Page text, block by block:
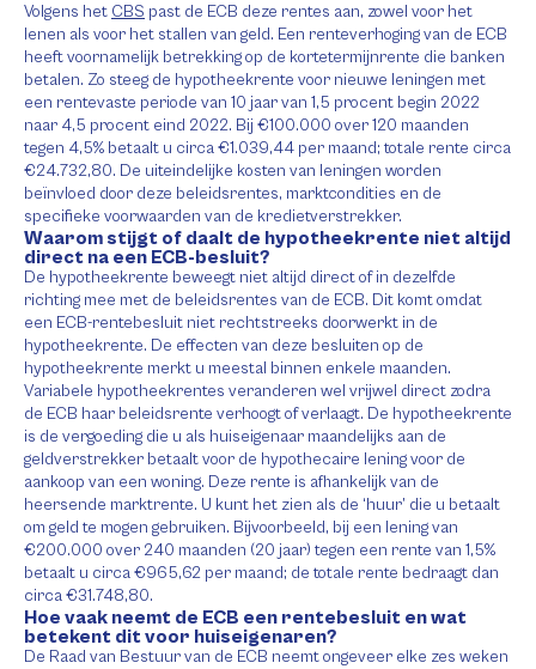
Volgens het CBS past de ECB deze rentes aan, zowel voor het
lenen als voor het stallen van geld. Een renteverhoging van de ECB
heeft voornamelijk betrekking op de kortetermijnrente die banken
betalen. Zo steeg de hypotheekrente voor nieuwe leningen met
een rentevaste periode van 10 jaar van 1,5 procent begin 2022
naar 4,5 procent eind 2022. Bij €100.000 over 120 maanden
tegen 4,5% betaalt u circa €1.039,44 per maand; totale rente circa
€24.732,80. De uiteindelijke kosten van leningen worden
beïnvloed door deze beleidsrentes, marktcondities en de
specifieke voorwaarden van de kredietverstrekker.
Waarom stijgt of daalt de hypotheekrente niet altijd
direct na een ECB-besluit?
De hypotheekrente beweegt niet altijd direct of in dezelfde
richting mee met de beleidsrentes van de ECB. Dit komt omdat
een ECB-rentebesluit niet rechtstreeks doorwerkt in de
hypotheekrente. De effecten van deze besluiten op de
hypotheekrente merkt u meestal binnen enkele maanden.
Variabele hypotheekrentes veranderen wel vrijwel direct zodra
de ECB haar beleidsrente verhoogt of verlaagt. De hypotheekrente
is de vergoeding die u als huiseigenaar maandelijks aan de
geldverstrekker betaalt voor de hypothecaire lening voor de
aankoop van een woning. Deze rente is afhankelijk van de
heersende marktrente. U kunt het zien als de ‘huur’ die u betaalt
om geld te mogen gebruiken. Bijvoorbeeld, bij een lening van
€200.000 over 240 maanden (20 jaar) tegen een rente van 1,5%
betaalt u circa €965,62 per maand; de totale rente bedraagt dan
circa €31.748,80.
Hoe vaak neemt de ECB een rentebesluit en wat
betekent dit voor huiseigenaren?
De Raad van Bestuur van de ECB neemt ongeveer elke zes weken